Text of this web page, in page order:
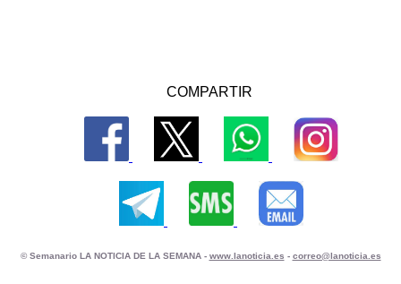
COMPARTIR
© Semanario LA NOTICIA DE LA SEMANA - www.lanoticia.es - correo@lanoticia.es